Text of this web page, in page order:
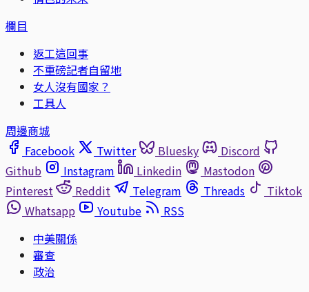
欄目
返工這回事
不重磅記者自留地
女人沒有國家？
工具人
周邊商城
Facebook
Twitter Bluesky
Discord
Github
Instagram Linkedin
Mastodon
Pinterest
Reddit Telegram Threads
Tiktok
Whatsapp
Youtube
RSS
中美關係
審查
政治